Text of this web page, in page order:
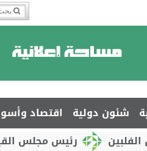
شئون دولية اقتصاد
رئيس مجلس القيادة يعزي